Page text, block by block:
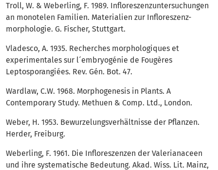
Troll, W. & Weberling, F. 1989. Infloreszenzuntersuchungen
an monotelen Familien. Materialien zur Infloreszenz-
morphologie. G. Fischer, Stuttgart.
Vladesco, A. 1935. Recherches morphologiques et
experimentales sur l´embryogénie de Fougères
Leptosporangiées. Rev. Gén. Bot. 47.
Wardlaw, C.W. 1968. Morphogenesis in Plants. A
Contemporary Study. Methuen & Comp. Ltd., London.
Weber, H. 1953. Bewurzelungsverhältnisse der Pflanzen.
Herder, Freiburg.
Weberling, F. 1961. Die Infloreszenzen der Valerianaceen
und ihre systematische Bedeutung. Akad. Wiss. Lit. Mainz,